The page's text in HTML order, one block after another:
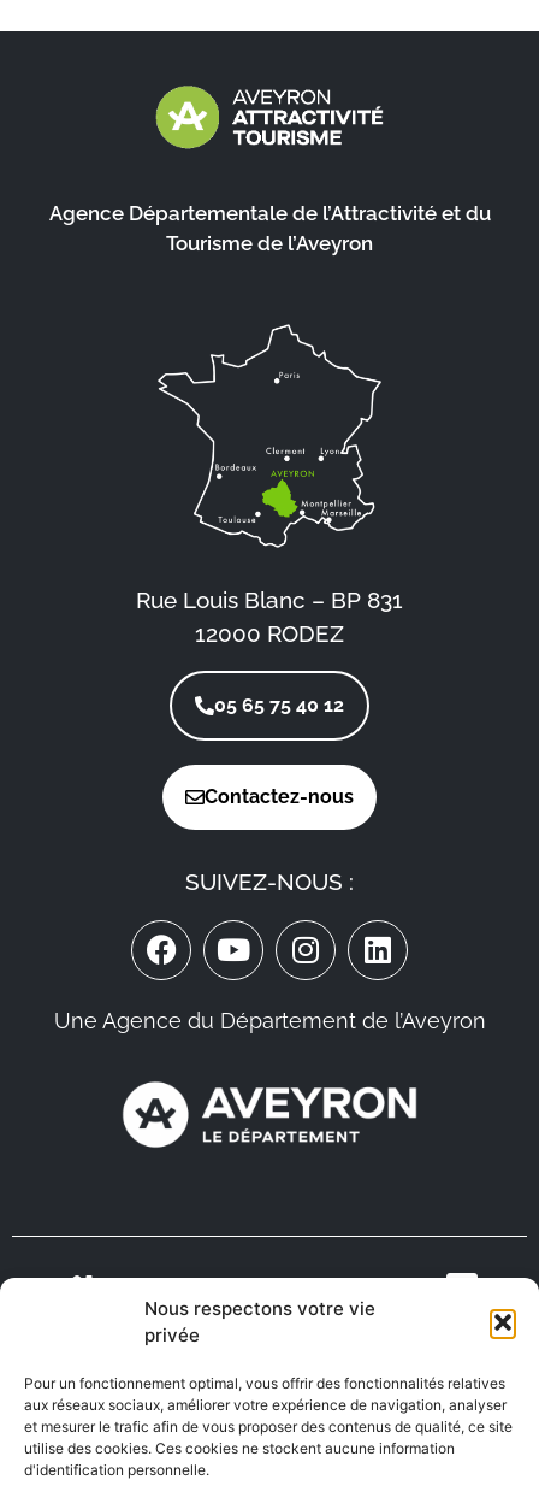
Nous respectons votre vie
privée
Pour un fonctionnement optimal, vous offrir des fonctionnalités relatives
aux réseaux sociaux, améliorer votre expérience de navigation, analyser
et mesurer le trafic afin de vous proposer des contenus de qualité, ce site
utilise des cookies. Ces cookies ne stockent aucune information
d'identification personnelle.
Agence Départementale de l’Attractivité et du
Tourisme de l’Aveyron
Rue Louis Blanc – BP 831
12000 RODEZ
05 65 75 40 12
Contactez-nous
SUIVEZ-NOUS :
Une Agence du Département de l’Aveyron
TOURISME
ON RECRUTE EN
AVEYRON
FABRIQUÉ EN
AVEYRON